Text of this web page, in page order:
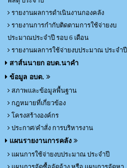
รายงานผลการดำเนินงานกองคลัง
รายงานการกำกับติดตามการใช้จ่ายงบ
ประมาณประจำปี รอบ 6 เดือน
รายงานผลการใช้จ่ายงบประมาณ ประจำปี
สาส์นนายก อบต.นาคำ
ข้อมูล อบต.
สภาพและข้อมูลพื้นฐาน
กฎหมายที่เกี่ยวข้อง
โครงสร้างองค์กร
ประกาศ/คำสั่ง การบริหารงาน
แผนรายงานการคลัง
แผนการใช้จ่ายงบประมาณ ประจำปี